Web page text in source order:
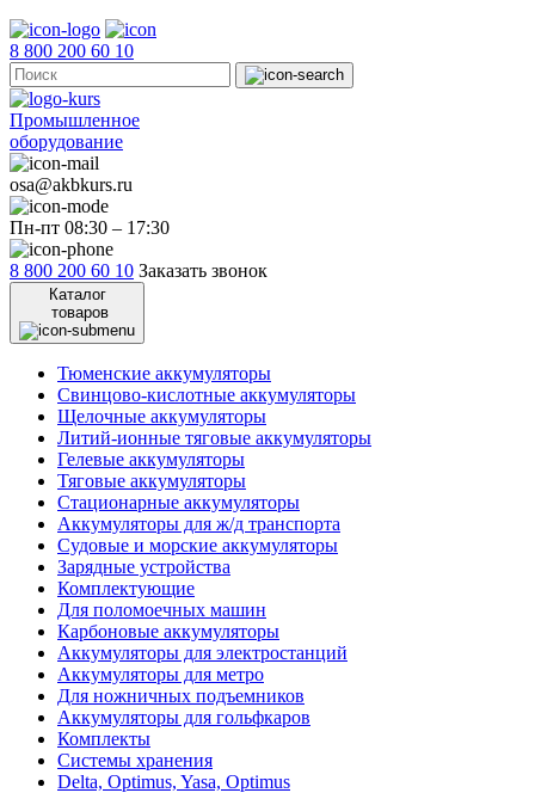
8 800 200 60 10
Промышленное
оборудование
osa@akbkurs.ru
Пн-пт 08:30 – 17:30
8 800 200 60 10 Заказать звонок
Каталог
товаров
Тюменские аккумуляторы
Свинцово-кислотные аккумуляторы
Щелочные аккумуляторы
Литий-ионные тяговые аккумуляторы
Гелевые аккумуляторы
Тяговые аккумуляторы
Стационарные аккумуляторы
Аккумуляторы для ж/д транспорта
Судовые и морские аккумуляторы
Зарядные устройства
Комплектующие
Для поломоечных машин
Карбоновые аккумуляторы
Аккумуляторы для электростанций
Аккумуляторы для метро
Для ножничных подъемников
Аккумуляторы для гольфкаров
Комплекты
Системы хранения
Delta, Optimus, Yasa, Optimus